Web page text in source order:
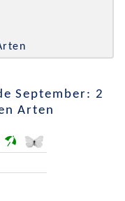
September: 2
Arten